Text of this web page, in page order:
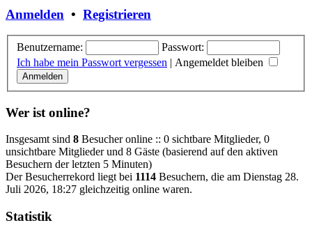
Anmelden • Registrieren
Benutzername:
Passwort:
Ich habe mein Passwort vergessen | Angemeldet bleiben
Wer ist online?
Insgesamt sind 8 Besucher online :: 0 sichtbare Mitglieder, 0
unsichtbare Mitglieder und 8 Gäste (basierend auf den aktiven
Besuchern der letzten 5 Minuten)
Der Besucherrekord liegt bei 1114 Besuchern, die am Dienstag 28.
Juli 2026, 18:27 gleichzeitig online waren.
Statistik